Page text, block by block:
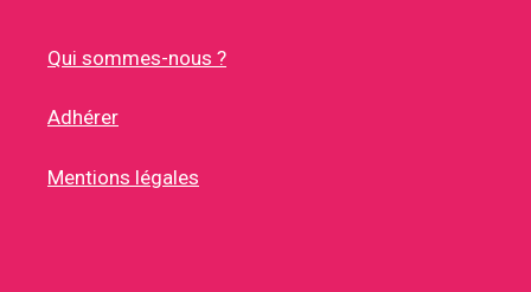
Qui sommes-nous ?
Adhérer
Mentions légales